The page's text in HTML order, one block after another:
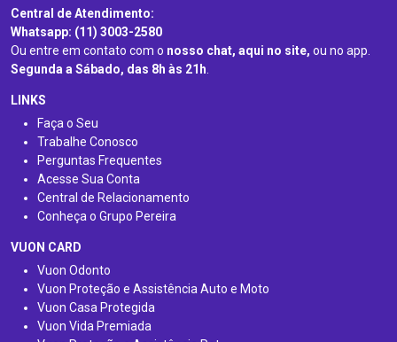
Central de Atendimento:
Whatsapp: (11) 3003-2580
Ou entre em contato com o nosso chat, aqui no site, ou no app.
Segunda a Sábado, das 8h às 21h.
LINKS
Faça o Seu
Trabalhe Conosco
Perguntas Frequentes
Acesse Sua Conta
Central de Relacionamento
Conheça o Grupo Pereira
VUON CARD
Vuon Odonto
Vuon Proteção e Assistência Auto e Moto
Vuon Casa Protegida
Vuon Vida Premiada